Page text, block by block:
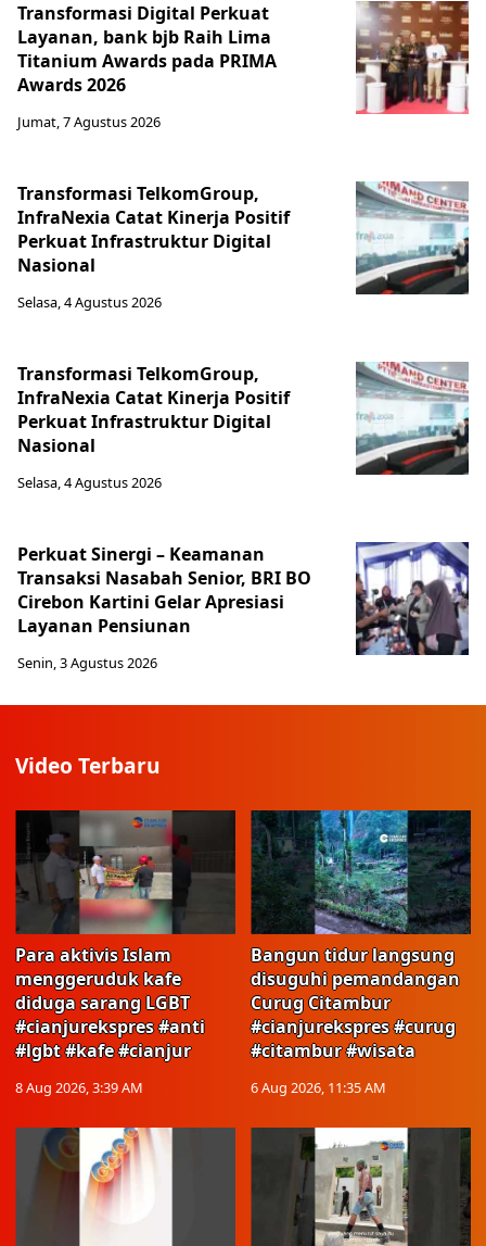
Transformasi Digital Perkuat
Layanan, bank bjb Raih Lima
Titanium Awards pada PRIMA
Awards 2026
Jumat, 7 Agustus 2026
Transformasi TelkomGroup,
InfraNexia Catat Kinerja Positif
Perkuat Infrastruktur Digital
Nasional
Selasa, 4 Agustus 2026
Transformasi TelkomGroup,
InfraNexia Catat Kinerja Positif
Perkuat Infrastruktur Digital
Nasional
Selasa, 4 Agustus 2026
Perkuat Sinergi – Keamanan
Transaksi Nasabah Senior, BRI BO
Cirebon Kartini Gelar Apresiasi
Layanan Pensiunan
Senin, 3 Agustus 2026
Video Terbaru
Para aktivis Islam
menggeruduk kafe
diduga sarang LGBT
#cianjurekspres #anti
#lgbt #kafe #cianjur
8 Aug 2026, 3:39 AM
Bangun tidur langsung
disuguhi pemandangan
Curug Citambur
#cianjurekspres #curug
#citambur #wisata
6 Aug 2026, 11:35 AM